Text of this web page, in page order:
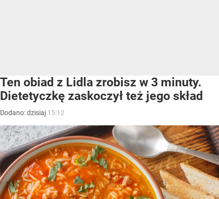
Ten obiad z Lidla zrobisz w 3 minuty.
Dietetyczkę zaskoczył też jego skład
Dodano:dzisiaj 15:12